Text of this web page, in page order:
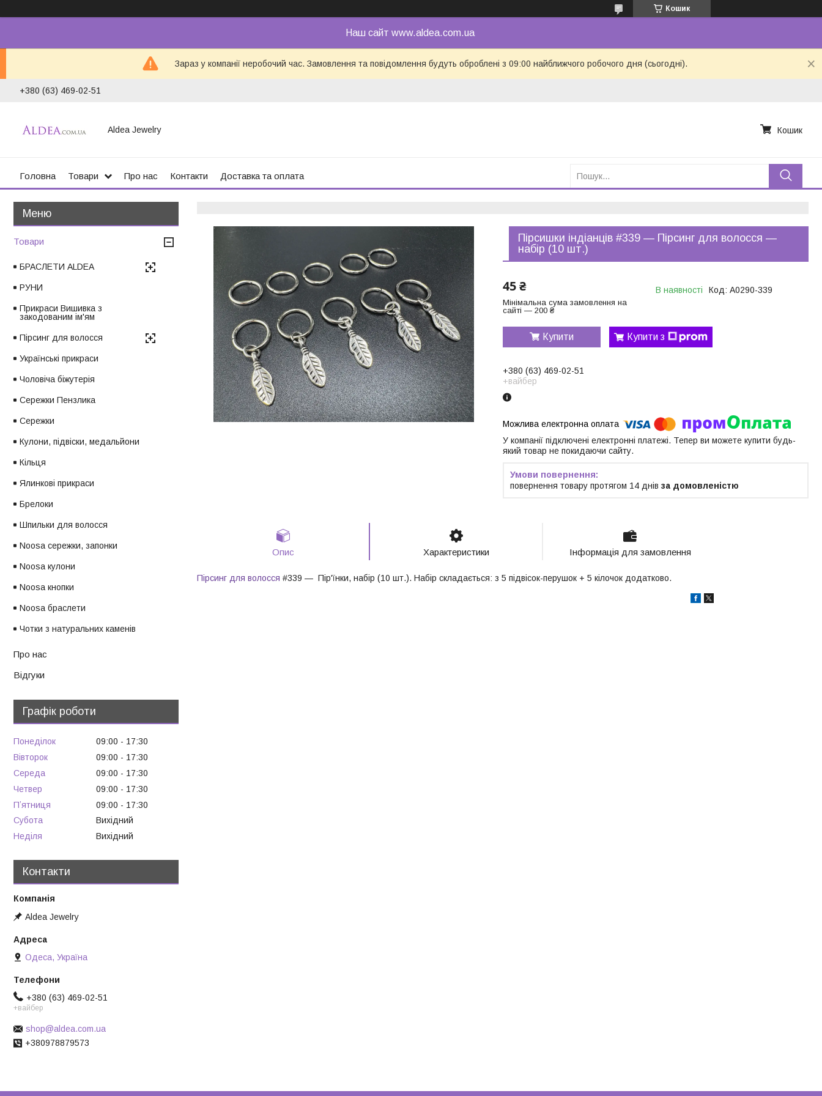
Кошик
Наш сайт www.aldea.com.ua
Зараз у компанії неробочий час. Замовлення та повідомлення будуть оброблені з 09:00 найближчого робочого дня (сьогодні).
+380 (63) 469-02-51
Aldea Jewelry Кошик
Головна Товари Про нас Контакти Доставка та оплата
Пірсишки індіанців #339 — Пірсинг для волосся —
набір (10 шт.)
45 ₴
Мінімальна сума замовлення на
сайті — 200 ₴
В наявності Код: A0290-339
Купити Купити з
+380 (63) 469-02-51
+вайбер
У компанії підключені електронні платежі. Тепер ви можете купити будь-
який товар не покидаючи сайту.
повернення товару протягом 14 днів за домовленістю
Опис Характеристики Інформація для замовлення
Пірсинг для волосся #339 — Пір'їнки, набір (10 шт.). Набір складається: з 5 підвісок-перушок + 5 кілочок додатково.
Товари
БРАСЛЕТИ ALDEA
РУНИ
Прикраси Вишивка з
закодованим ім'ям
Пірсинг для волосся
Українські прикраси
Чоловіча біжутерія
Сережки Пензлика
Сережки
Кулони, підвіски, медальйони
Кільця
Ялинкові прикраси
Брелоки
Шпильки для волосся
Noosa сережки, запонки
Noosa кулони
Noosa кнопки
Noosa браслети
Чотки з натуральних каменів
Про нас
Відгуки
Графік роботи
Понеділок 09:00
17:30
Вівторок
09:00
17:30
Середа
09:00
17:30
Четвер
09:00
17:30
Пʼятниця
09:00
17:30
Субота
Вихідний
Неділя
Вихідний
Контакти
Aldea Jewelry
Одеса, Україна
+380 (63) 469-02-51
+вайбер
shop@aldea.com.ua
+380978879573